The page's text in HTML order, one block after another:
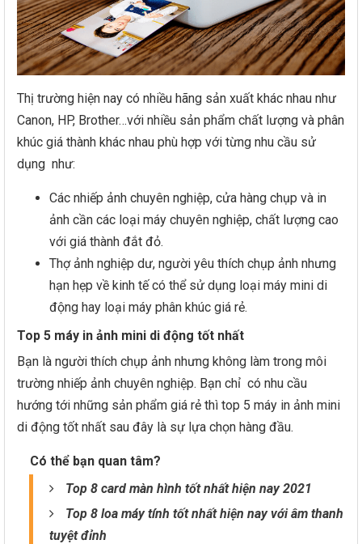
Thị trường hiện nay có nhiều hãng sản xuất khác nhau như
Canon, HP, Brother…với nhiều sản phẩm chất lượng và phân
khúc giá thành khác nhau phù hợp với từng nhu cầu sử
dụng như:
Các nhiếp ảnh chuyên nghiệp, cửa hàng chụp và in
ảnh cần các loại máy chuyên nghiệp, chất lượng cao
với giá thành đắt đỏ.
Thợ ảnh nghiệp dư, người yêu thích chụp ảnh nhưng
hạn hẹp về kinh tế có thể sử dụng loại máy mini di
động hay loại máy phân khúc giá rẻ.
Top 5 máy in ảnh mini di động tốt nhất
Bạn là người thích chụp ảnh nhưng không làm trong môi
trường nhiếp ảnh chuyên nghiệp. Bạn chỉ có nhu cầu
hướng tới những sản phẩm giá rẻ thì top 5 máy in ảnh mini
di động tốt nhất sau đây là sự lựa chọn hàng đầu.
Có thể bạn quan tâm?
Top 8 card màn hình tốt nhất hiện nay 2021
Top 8 loa máy tính tốt nhất hiện nay với âm thanh
tuyệt đỉnh